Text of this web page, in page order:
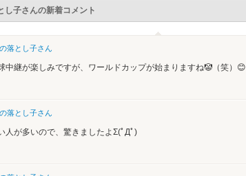
し子さんの新着コメント
落とし子さん
中継が楽しみですが、ワールドカップが始まりますね🤡（笑）😊
落とし子さん
人が多いので、驚きましたよΣ(ﾟДﾟ)